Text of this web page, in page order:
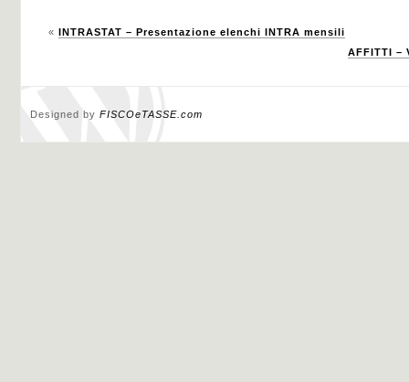
« INTRASTAT – Presentazione elenchi INTRA mensili
AFFITTI –
Designed by FISCOeTASSE.com